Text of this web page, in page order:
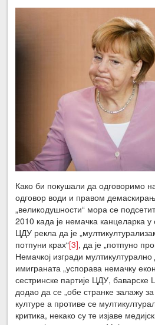
Како би покушали да одговоримо
одговор води и правом
„великодушности“ мора се
2010 када је немачка канцеларка
ЦДУ рекла да је
потпуни крах“[3], да је „потпуно
Немачкој изгради
имиграната „успорава немачку
сестринске партије ЦДУ,
додао да се „обе странке залажу
културе а противе се
критика, некако су те изјаве